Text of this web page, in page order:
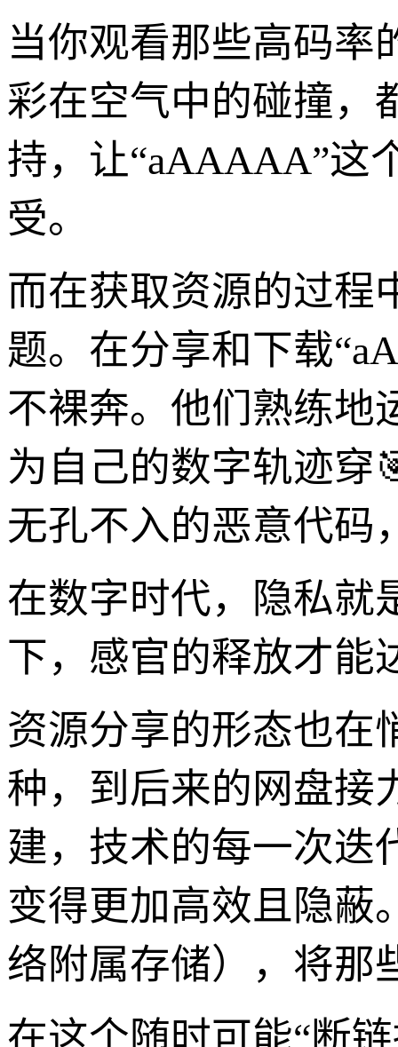
当你观看那些高码率
彩在空气中的碰撞，
持，让“aAAAAA”这
受。
而在获取资源的过程
题。在分享和下载
不裸奔。他们熟练地
为自己的数字轨迹穿
无孔不入的恶意代码
在数字时代，隐私就
下，感官的释放才能
资源分享的形态也在
种，到后来的网盘接
建，技术的每一次迭
变得更加高效且隐蔽
络附属存储），将那
在这个随时可能“断